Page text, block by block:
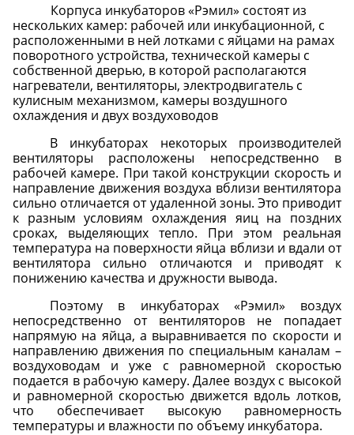
Корпуса инкубаторов «Рэмил» состоят из
нескольких камер: рабочей или инкубационной, с
расположенными в ней лотками с яйцами на рамах
поворотного устройства, технической камеры с
собственной дверью, в которой располагаются
нагреватели, вентиляторы, электродвигатель с
кулисным механизмом, камеры воздушного
охлаждения и двух воздуховодов
В инкубаторах некоторых производителей
вентиляторы расположены непосредственно в
рабочей камере. При такой конструкции скорость и
направление движения воздуха вблизи вентилятора
сильно отличается от удаленной зоны. Это приводит
к разным условиям охлаждения яиц на поздних
сроках, выделяющих тепло. При этом реальная
температура на поверхности яйца вблизи и вдали от
вентилятора сильно отличаются и приводят к
понижению качества и дружности вывода.
Поэтому в инкубаторах «Рэмил» воздух
непосредственно от вентиляторов не попадает
напрямую на яйца, а выравнивается по скорости и
направлению движения по специальным каналам –
воздуховодам и уже с равномерной скоростью
подается в рабочую камеру. Далее воздух с высокой
и равномерной скоростью движется вдоль лотков,
что обеспечивает высокую равномерность
температуры и влажности по объему инкубатора.